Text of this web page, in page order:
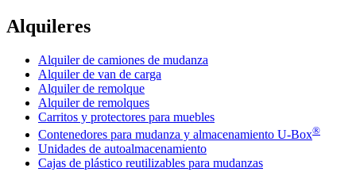
Alquileres
Alquiler de camiones de mudanza
Alquiler de van de carga
Alquiler de remolque
Alquiler de remolques
Carritos y protectores para muebles
Contenedores para mudanza y almacenamiento U-Box®
Unidades de autoalmacenamiento
Cajas de plástico reutilizables para mudanzas